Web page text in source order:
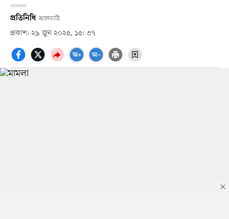
প্রতিনিধি ঝালকাঠি
প্রকাশ: ২৯ জুন ২০২৫, ১৫: ৩৭